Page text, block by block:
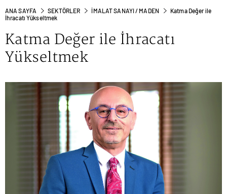
ANA SAYFA SEKTÖRLER İMALAT SANAYI / MADEN
Katma Değer ile
İhracatı Yükseltmek
Katma Değer ile İhracatı
Yükseltmek